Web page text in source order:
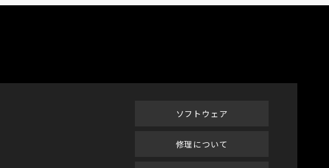
ソフトウェア
修理について